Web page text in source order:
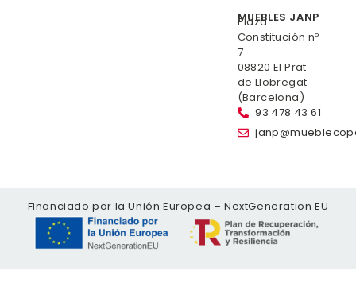
MUEBLES JANP
Plaza
Constitución nº
7
08820 El Prat
de Llobregat
(Barcelona)
93 478 43 61
Financiado por la Unión Europea – NextGeneration EU